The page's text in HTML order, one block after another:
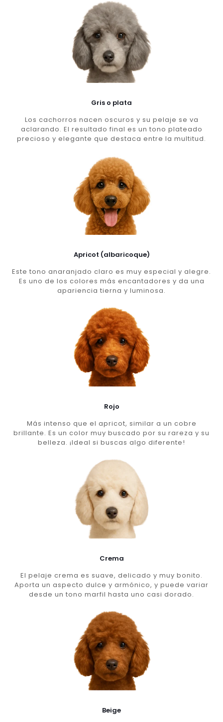
Gris o plata
Los cachorros nacen oscuros y su pelaje se va
aclarando. El resultado final es un tono plateado
precioso y elegante que destaca entre la multitud.
Apricot (albaricoque)
Este tono anaranjado claro es muy especial y alegre.
Es uno de los colores más encantadores y da una
apariencia tierna y luminosa.
Rojo
Más intenso que el apricot, similar a un cobre
brillante. Es un color muy buscado por su rareza y su
belleza. ¡Ideal si buscas algo diferente!
Crema
El pelaje crema es suave, delicado y muy bonito.
Aporta un aspecto dulce y armónico, y puede variar
desde un tono marfil hasta uno casi dorado.
Beige